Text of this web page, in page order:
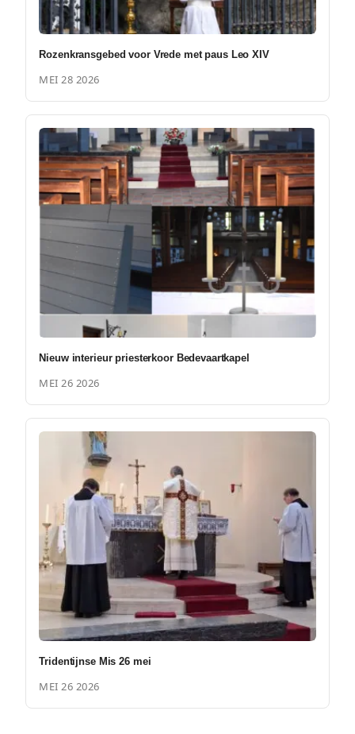
Rozenkransgebed voor Vrede met paus Leo XIV
MEI 28 2026
Nieuw interieur priesterkoor Bedevaartkapel
MEI 26 2026
Tridentijnse Mis 26 mei
MEI 26 2026